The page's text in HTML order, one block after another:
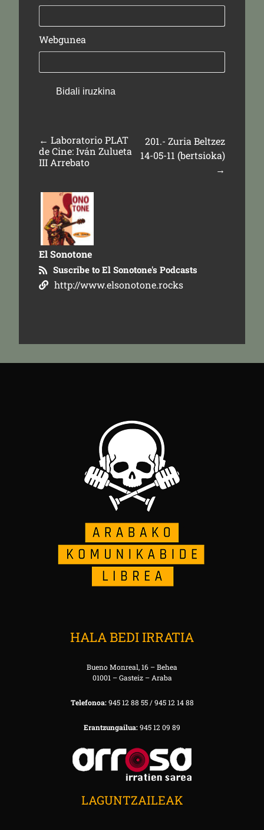
Webgunea
← Laboratorio PLAT
de Cine: Iván Zulueta
III Arrebato
201.- Zuria Beltzez
14-05-11 (bertsioka)
→
El Sonotone
Suscribe to El Sonotone's Podcasts
http://www.elsonotone.rocks
HALA BEDI IRRATIA
Bueno Monreal, 16 – Behea
01001 – Gasteiz – Araba
Telefonoa:945 12 88 55 / 945 12 14 88
Erantzungailua:945 12 09 89
LAGUNTZAILEAK